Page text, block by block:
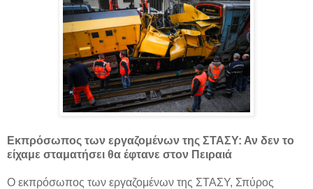
Εκπρόσωπος των εργαζομένων της ΣΤΑΣΥ: Αν δεν το
είχαμε σταματήσει θα έφτανε στον Πειραιά
Ο εκπρόσωπος των εργαζομένων της ΣΤΑΣΥ, Σπύρος